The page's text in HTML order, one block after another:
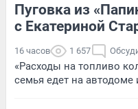
Пуговка из
с Екатериной
16 часов 1 657
«Расходы на топливо
семья едет на